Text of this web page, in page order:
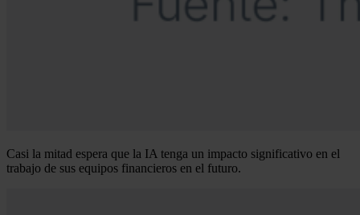
Casi la mitad espera que la IA tenga un impacto significativo en el
trabajo de sus equipos financieros en el futuro.